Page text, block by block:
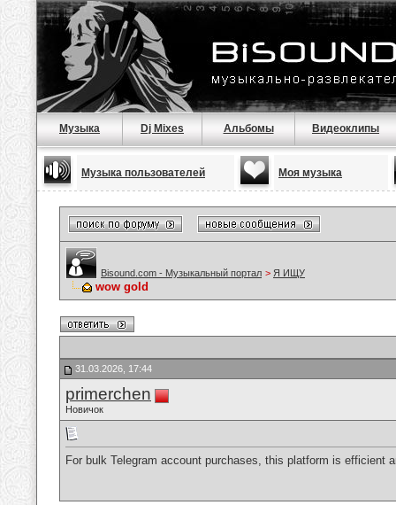
Музыка Dj Mixes Альбомы Видеоклипы
Музыка пользователей Моя музыка
Bisound.com - Музыкальный портал > Я ИЩУ
wow gold
31.03.2026, 17:44
primerchen
Новичок
For bulk Telegram account purchases, this platform is efficient